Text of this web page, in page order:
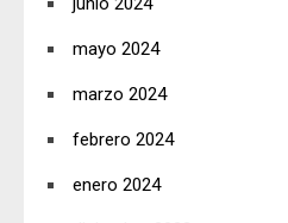
mayo 2024
marzo 2024
febrero 2024
enero 2024